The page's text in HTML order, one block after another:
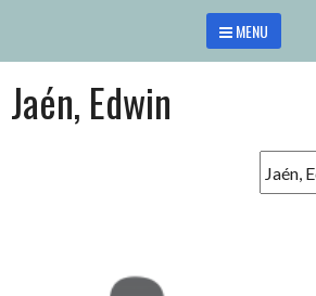
contenido
MENU
Jaén, Edwin